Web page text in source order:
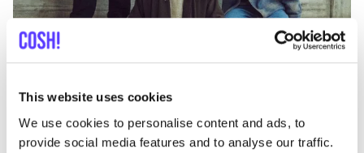
This website uses cookies
We use cookies to personalise content and ads, to
provide social media features and to analyse our traffic.